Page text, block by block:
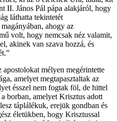
II. János Pál pápa alakjáról, hogy
láthatta tekintetét
ahogy az
volt, hogy nemcsak néz valamit,
akinek van szava hozzá, és
mélyen megérintette
amelyet megtapasztaltak az
ésszel nem fogtak föl, de hittel
borban, amelyet Krisztus adott
táplálékuk, erejük gondban és
életükben, hogy Krisztussal